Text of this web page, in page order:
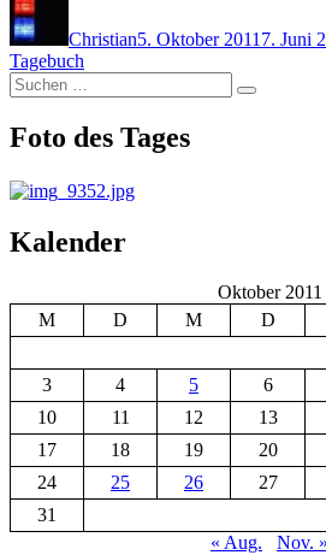
Christian5. Oktober 2011 7. Juni
Tagebuch
Suchen
nach:
Suchen
Foto des Tages
Kalender
Oktober 2011
M
D M D
3
4 5 6
10
11 12 13
17
18 19 20
24
25 26 27
31
« Aug.
Nov. »